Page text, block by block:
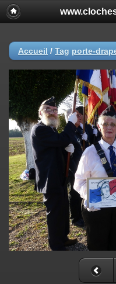
Accueil / Tag porte-